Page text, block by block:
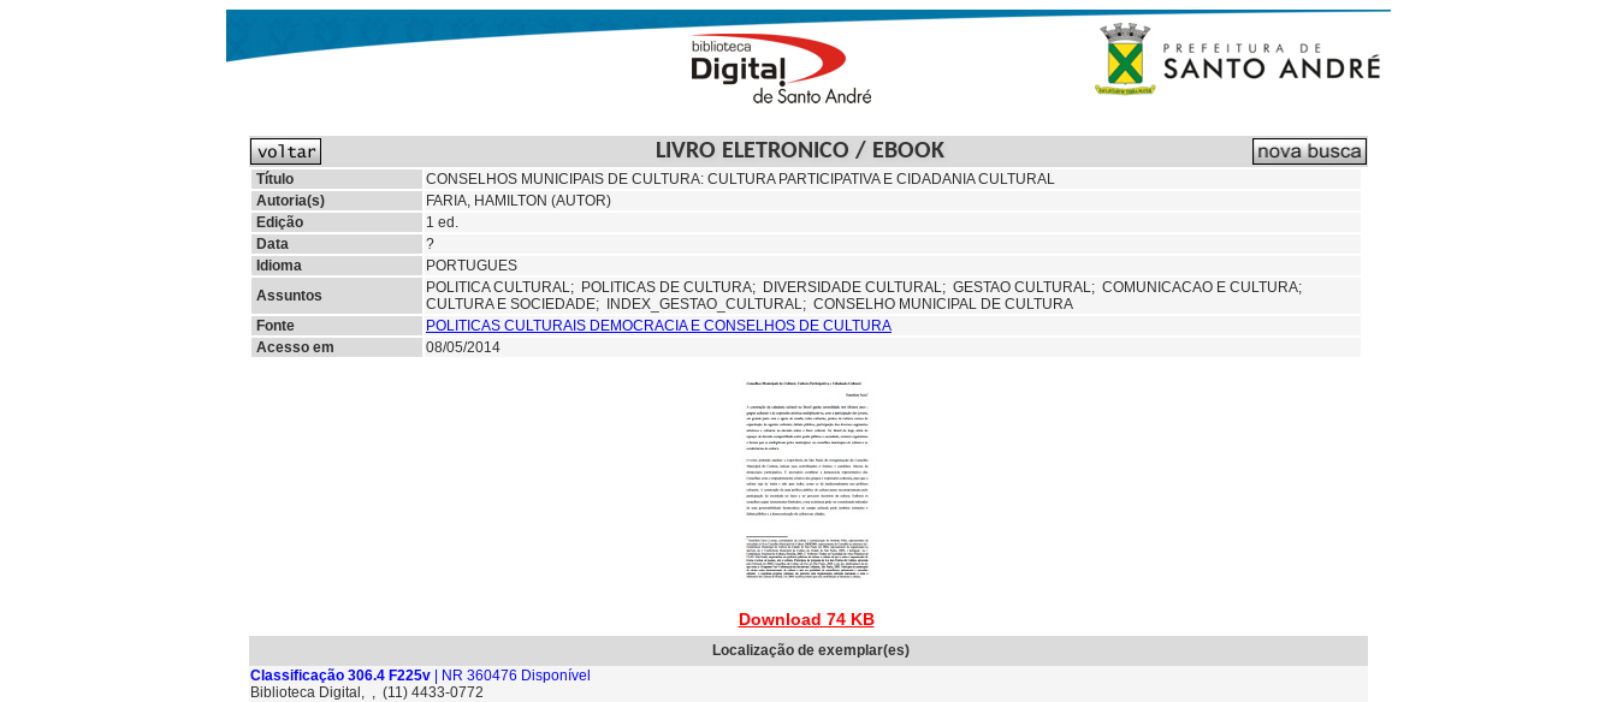
LIVRO ELETRONICO / EBOOK
Título
CONSELHOS MUNICIPAIS DE CULTURA: CULTURA PARTICIPATIVA E CIDADANIA CULTURAL
Autoria(s)
FARIA, HAMILTON (AUTOR)
Edição
1 ed.
Data
?
Idioma
PORTUGUES
Assuntos
POLITICA CULTURAL; POLITICAS DE CULTURA; DIVERSIDADE CULTURAL; GESTAO CULTURAL; COMUNICACAO E CULTURA;
CULTURA E SOCIEDADE;
INDEX_GESTAO_CULTURAL; CONSELHO MUNICIPAL DE CULTURA
Fonte
POLITICAS CULTURAIS DEMOCRACIA E CONSELHOS DE CULTURA
Acesso em
08/05/2014
Download 74 KB
Localização de exemplar(es)
Classificação 306.4 F225v | NR 360476 Disponível
Biblioteca Digital, , (11) 4433-0772